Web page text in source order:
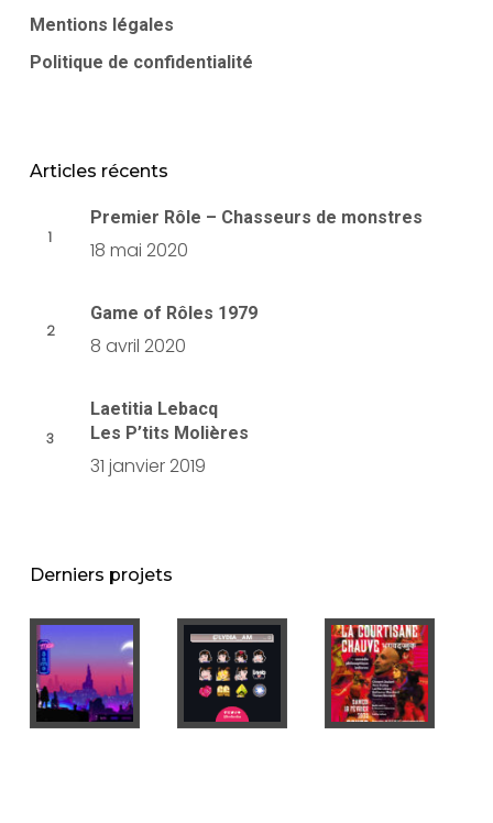
Mentions légales
Politique de confidentialité
Articles récents
Premier Rôle – Chasseurs de monstres
18 mai 2020
Game of Rôles 1979
8 avril 2020
Laetitia Lebacq
Les P’tits Molières
31 janvier 2019
Derniers projets